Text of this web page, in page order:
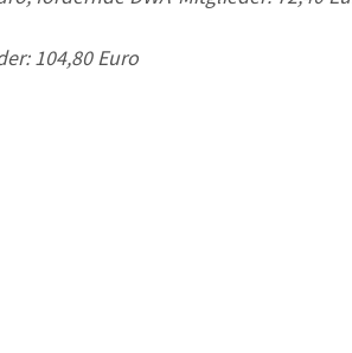
104,80 Euro